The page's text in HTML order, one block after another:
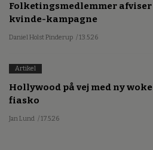
Folketingsmedlemmer afviser
kvinde-kampagne
Daniel Holst Pinderup / 13.5.26
Artikel
Hollywood på vej med ny woke
fiasko
Jan Lund / 17.5.26